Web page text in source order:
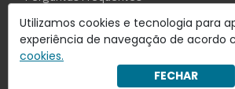
Utilizamos cookies e tecnologia para
experiência de navegação de acordo
cookies.
FECHAR
Com inteligência e tecnologia:
Object1ve - Marketing Solution